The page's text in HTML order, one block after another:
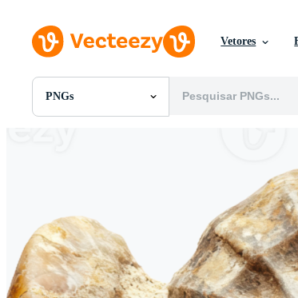
Vetores
PNGs
Todas Imagens
Vetores
Videos
Motion graphics
Imagens Editoriais
Eventos Editoriais